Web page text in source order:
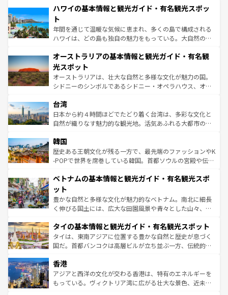
着のスイス情報はコンテンツ一覧を参照してほしい。
のような巨大都市は、観光、ショッピング、エンターテイ
ンメントが詰まった刺激的なスポットだ。一方、アメリカ
西部には大自然が広がり、グランドキャニオンやイエロー
ストーン国立公園といった絶景が堪能できる。さらに、南
文化が魅力。旅行者はアメリカの各地域で異なる魅力を楽
しみながら、その多様性と豊かな歴史を感じることができ
るだろう。車でのロードトリップや列車の旅も、アメリカ
ならではの贅沢な旅のスタイルだ。 なお、新着のアメリカ
情報は コンテンツ一覧 を参照してほしい。
ハワイの基本情報と観光ガイド・有名観光スポッ
ト
年間を通じて温暖な気候に恵まれ、多くの島で構成される
ハワイは、どの島も独自の魅力をもっている。大自然の神
ワイ島は見逃せない。また、定番の観光地といえばオアフ
島だが、静かな自然を求めるならマウイ島やカウアイ島が
おすすめ。エメラルドグリーンに輝く海をはじめ、豊かな
文化や歴史が息づいている。「アロハスピリット」と呼ば
人々、おいしいローカルフードやハワイアンミュージッ
ク、伝統的なフラダンスなど、すべてがハワイの魅力を彩
っている。訪れるたびに新しい発見と感動が待っているハ
はコンテンツ一覧
オーストラリアの基本情報と観光ガイド・有名観
光スポット
オーストラリアは、壮大な自然と多様な文化が魅力の国。
シドニーのシンボルであるシドニー・オペラハウス、オー
リアリーフや大陸中央部にそびえるウルル（エアーズロッ
ク）、タスマニアの美しい原生林やケアンズの熱帯雨林な
ど、見どころがたくさん。また、カフェやワイン、オージ
いる。アクティビティも充実しており、サーフィンやダイ
ビング、ハイキングなど、アウトドア好きにはたまらな
い。オーストラリアの多彩な魅力を存分に味わいつくそ
参照してほしい。
台湾
日本から約４時間ほどでたどり着く台湾は、多彩な文化と
自然が織りなす魅力的な観光地。活気あふれる大都市の台
ン）、静ひつな山岳地帯である台湾東部など、都市の喧騒
と山間の静けさが共存しており、訪れる人に新しい発見と
驚きをもたらしてくれる。また、奥深い台湾の食文化も魅
容にもいいと評判のスイーツなど、バラエティ豊かな料理
照してほしい。
韓国
歴史ある王朝文化が残る一方で、最先端のファッションやK
-POPで世界を席巻している韓国。首都ソウルの宮殿や伝統
き、地方に足を延ばせば四季折々の自然美を楽しむことが
できる。そして、キムチや焼肉、絶品のストリートフード
まで、さまざまな韓国料理が待っている。夜には、韓国な
らではのナイトライフも堪能できる。あたたかいホスピタ
わってみてほしい。 なお、新着の韓国情報はコンテンツ一
覧 を参照してほしい。
ベトナムの基本情報と観光ガイド・有名観光スポ
ット
豊かな自然と多様な文化が魅力的なベトナム。南北に細長
く伸びる国土には、広大な田園風景や青々とした山々、世
急速な発展と共に伝統が息づく。ハノイの古い町並みやホ
ーチミン市のフランス統治時代の建物も、独特の雰囲気を
醸し出している。また、バラエティの豊かさとおいしさで
とつ。フォーやバインミー、ベトナムコーヒーなどは、ぜ
ひ現地で味わいたい。どの地域を訪れてもあたたかい人々
が旅行者を迎えてくれるので、きっと忘れられない旅にな
タイの基本情報と観光ガイド・有名観光スポット
タイは、東南アジアに位置する豊かな自然と歴史が息づく
国だ。首都バンコクは高層ビルが立ち並ぶ一方、伝統的な
の活気が交差している。北部ではチェンマイなどの山岳地
帯で自然と触れ合い、南部ではプーケットやクラビの美し
いビーチでリゾート気分を楽しむことができる。タイ料理
香港
アジアと西洋の文化が交わる香港は、特有のエネルギーを
もっている。ヴィクトリア湾に広がる壮大な景色、近未来